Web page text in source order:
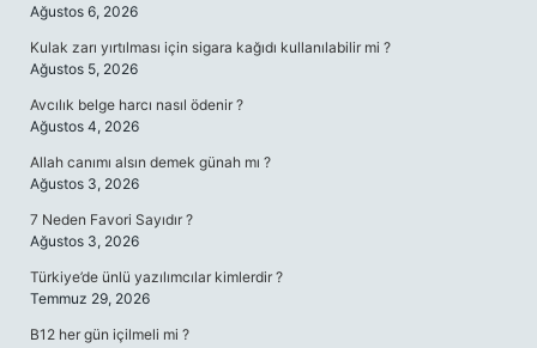
Ağustos 6, 2026
Kulak zarı yırtılması için sigara kağıdı kullanılabilir mi ?
Ağustos 5, 2026
Avcılık belge harcı nasıl ödenir ?
Ağustos 4, 2026
Allah canımı alsın demek günah mı ?
Ağustos 3, 2026
7 Neden Favori Sayıdır ?
Ağustos 3, 2026
Türkiye’de ünlü yazılımcılar kimlerdir ?
Temmuz 29, 2026
B12 her gün içilmeli mi ?